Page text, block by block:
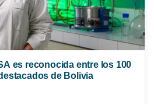
es reconocida entre los 100
de Bolivia